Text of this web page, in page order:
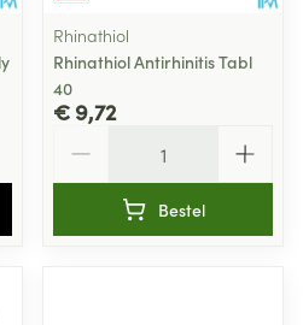
Rhinathiol
Rhinathiol Antirhinitis Tabl
40
€ 9,72
Bestel